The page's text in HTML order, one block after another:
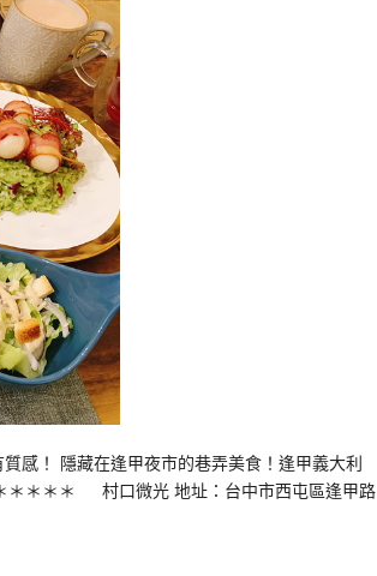
感！ 隱藏在逢甲夜市的巷弄美食！逢甲義大利
＊＊＊＊ 村口微光 地址：台中市西屯區逢甲路